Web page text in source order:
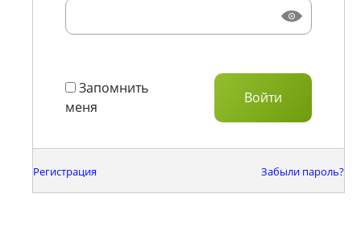
Запомнить
меня
Регистрация Забыли пароль?